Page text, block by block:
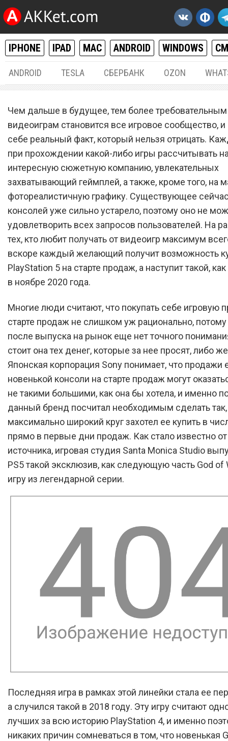
IPHONE IPAD MAC ANDROID WINDOWS
ANDROID TESLA СБЕРБАНК OZON
Главная причина, по
все обязаны купить Sony
PlayStation 5 на старте
Чем дальше в будущее, тем более требовательным
видеоиграм становится все игровое сообщество, и
себе реальный факт, который нельзя отрицать.
при прохождении какой-либо игры рассчитывать
интересную сюжетную компанию, увлекательных
захватывающий геймплей, а также, кроме того, на
фотореалистичную графику. Существующее
консолей уже сильно устарело, поэтому оно не
удовлетворить всех запросов пользователей. На
тех, кто любит получать от видеоигр максимум
вскоре каждый желающий получит возможность
PlayStation 5 на старте продаж, а наступит такой,
в ноябре 2020 года.
Многие люди считают, что покупать себе игровую
старте продаж не слишком уж рационально, потому
после выпуска на рынок еще нет точного
стоит она тех денег, которые за нее просят, либо
Японская корпорация Sony понимает, что продажи
новенькой консоли на старте продаж могут
не такими большими, как она бы хотела, и именно
данный бренд посчитал необходимым сделать
максимально широкий круг захотел ее купить в
прямо в первые дни продаж. Как стало известно
источника, игровая студия Santa Monica Studio
PS5 такой эксклюзив, как следующую часть God of
игру из легендарной серии.
Последняя игра в рамках этой линейки стала ее
а случился такой в 2018 году. Эту игру считают
лучших за всю историю PlayStation 4, и именно
никаких причин сомневаться в том, что новенькая